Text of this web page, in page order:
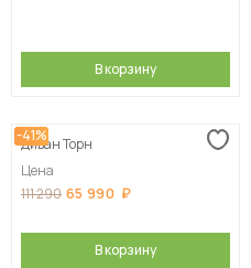
В корзину
-41%
Диван Торн
Цена
111 290 65 990
В корзину